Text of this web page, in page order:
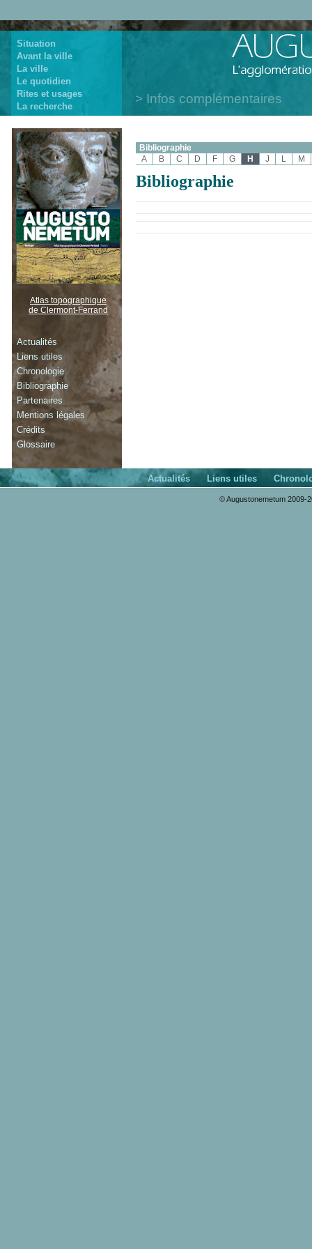
Situation
Avant la ville
La ville
Le quotidien
Rites et usages
La recherche
Infos complémentaires
Bibliographie
A
B C D F G H J L M
Bibliographie
Atlas topographique
de Clermont-Ferrand
Actualités
Liens utiles
Chronologie
Bibliographie
Partenaires
Mentions légales
Crédits
Glossaire
Actualités Liens utiles
© Augustonemetum 2009-